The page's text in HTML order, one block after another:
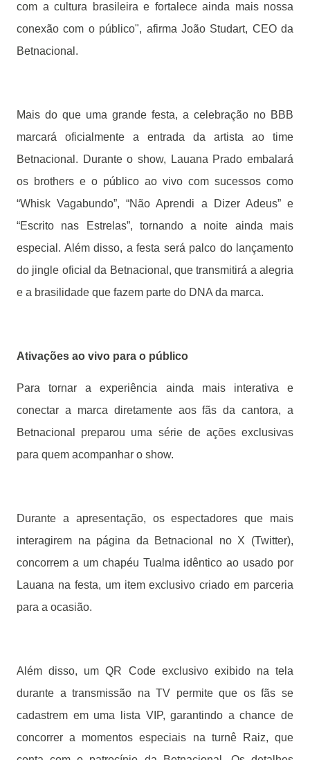
com a cultura brasileira e fortalece ainda mais nossa
conexão com o público", afirma João Studart, CEO da
Betnacional.
Mais do que uma grande festa, a celebração no BBB
marcará oficialmente a entrada da artista ao time
Betnacional. Durante o show, Lauana Prado embalará
os brothers e o público ao vivo com sucessos como
“Whisk Vagabundo”, “Não Aprendi a Dizer Adeus” e
“Escrito nas Estrelas”, tornando a noite ainda mais
especial. Além disso, a festa será palco do lançamento
do jingle oficial da Betnacional, que transmitirá a alegria
e a brasilidade que fazem parte do DNA da marca.
Ativações ao vivo para o público
Para tornar a experiência ainda mais interativa e
conectar a marca diretamente aos fãs da cantora, a
Betnacional preparou uma série de ações exclusivas
para quem acompanhar o show.
Durante a apresentação, os espectadores que mais
interagirem na página da Betnacional no X (Twitter),
concorrem a um chapéu Tualma idêntico ao usado por
Lauana na festa, um item exclusivo criado em parceria
para a ocasião.
Além disso, um QR Code exclusivo exibido na tela
durante a transmissão na TV permite que os fãs se
cadastrem em uma lista VIP, garantindo a chance de
concorrer a momentos especiais na turnê Raiz, que